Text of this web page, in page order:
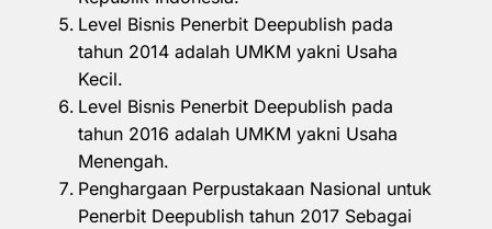
Level Bisnis Penerbit Deepublish pada
tahun 2014 adalah UMKM yakni Usaha
Kecil.
Level Bisnis Penerbit Deepublish pada
tahun 2016 adalah UMKM yakni Usaha
Menengah.
Penghargaan Perpustakaan Nasional untuk
Penerbit Deepublish tahun 2017 Sebagai